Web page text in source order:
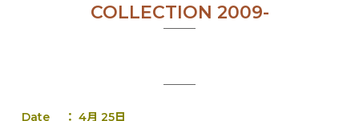
COLLECTION 2009-
Date ： 4月 25日